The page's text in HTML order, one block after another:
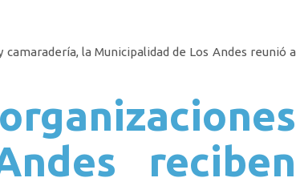
la Municipalidad de Los Andes reunió a
reciben